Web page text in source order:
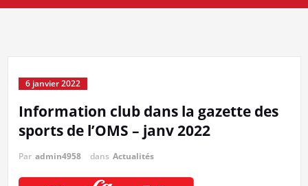
6 janvier 2022
Information club dans la gazette des
sports de l’OMS – janv 2022
Par admin4958 dans Actualités